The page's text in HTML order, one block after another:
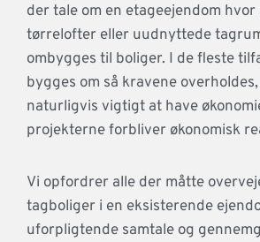
der tale om en etageejendom
tørrelofter eller uudnyttede
ombygges til boliger. I de fleste
bygges om så kravene
naturligvis vigtigt at have
projekterne forbliver økonomisk
Vi opfordrer alle der måtte
tagboliger i en eksisterende
uforpligtende samtale og